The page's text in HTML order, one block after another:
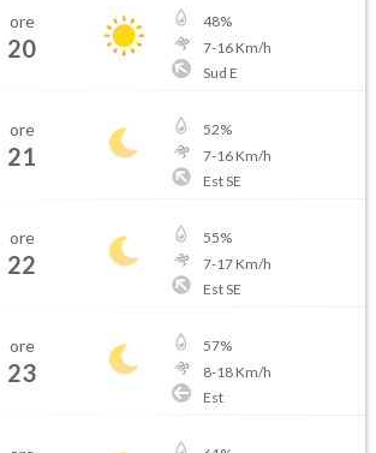
ore
20
48%
7-16Km/h
Sud E
ore
21
52%
7-16Km/h
Est SE
ore
22
55%
7-17Km/h
Est SE
ore
23
57%
8-18Km/h
Est